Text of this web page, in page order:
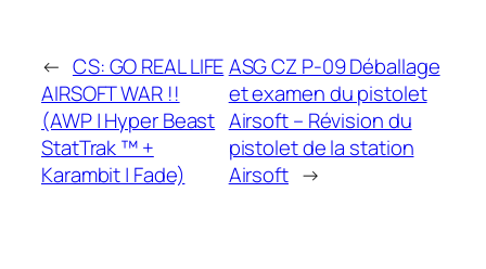
← CS: GO REAL LIFE
AIRSOFT WAR !!
(AWP | Hyper Beast
StatTrak ™ +
Karambit | Fade)
ASG CZ P-09 Déballage
et examen du pistolet
Airsoft – Révision du
pistolet de la station
Airsoft →